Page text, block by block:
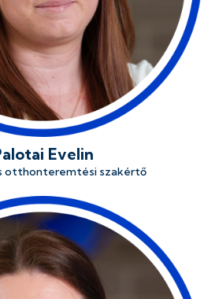
Evelin
otthonteremtési szakértő